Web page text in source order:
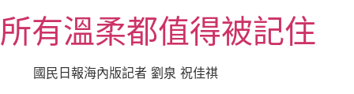
至
主所有溫柔都值得被記住
國民日報海內版記者 劉泉 祝佳祺